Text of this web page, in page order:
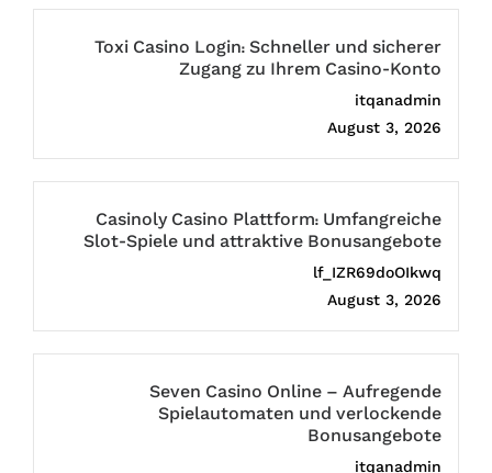
Toxi Casino Login: Schneller und sicherer
Zugang zu Ihrem Casino-Konto
itqanadmin
August 3, 2026
Casinoly Casino Plattform: Umfangreiche
Slot-Spiele und attraktive Bonusangebote
lf_IZR69doOIkwq
August 3, 2026
Seven Casino Online – Aufregende
Spielautomaten und verlockende
Bonusangebote
itqanadmin